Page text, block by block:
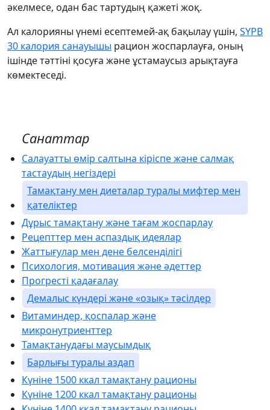
әкелмесе, одан бас тартудың қажеті жоқ.
Ал калорияны үнемі есептемей-ақ бақылау үшін, SYPB
30 калория санауышы рацион жоспарлауға, оның
ішінде тәттіні қосуға және ұстамаусыз арықтауға
көмектеседі.
Санаттар
Салауатты өмір салтына кіріспе және салмақ
тастаудың негіздері
Тамақтану мен диеталар туралы мифтер мен
қателіктер
Дұрыс тамақтану және тағам жоспарлау
Рецепттер мен аспаздық идеялар
Жаттығулар мен дене белсенділігі
Психология, мотивация және әдеттер
Прогресті қадағалау
Демалыс күндері және «озық» тәсілдер
Витаминдер, қоспалар және
микронутриенттер
Тамақтанудағы маусымдық
Барлығы туралы аздап
Күніне 1500 ккал тамақтану рационы
Күніне 1200 ккал тамақтану рационы